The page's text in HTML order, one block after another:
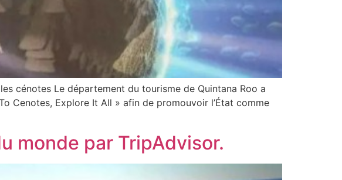
cénotes Le département du tourisme de Quintana Roo a
Cenotes, Explore It All » afin de promouvoir l’État comme
monde par TripAdvisor.